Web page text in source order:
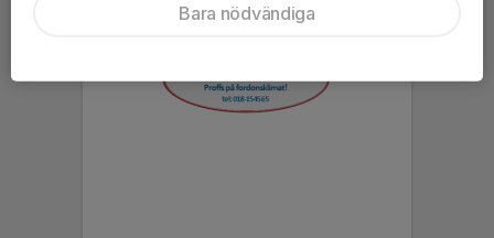
Bara nödvändiga